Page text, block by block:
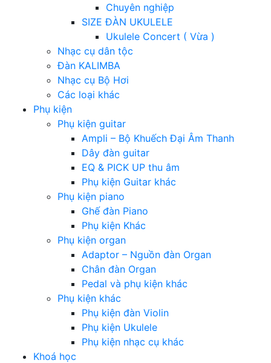
Chuyên nghiệp
SIZE ĐÀN UKULELE
Ukulele Concert ( Vừa )
Nhạc cụ dân tộc
Đàn KALIMBA
Nhạc cụ Bộ Hơi
Các loại khác
Phụ kiện
Phụ kiện guitar
Ampli – Bộ Khuếch Đại Âm Thanh
Dây đàn guitar
EQ & PICK UP thu âm
Phụ kiện Guitar khác
Phụ kiện piano
Ghế đàn Piano
Phụ kiện Khác
Phụ kiện organ
Adaptor – Nguồn đàn Organ
Chân đàn Organ
Pedal và phụ kiện khác
Phụ kiện khác
Phụ kiện đàn Violin
Phụ kiện Ukulele
Phụ kiện nhạc cụ khác
Khoá học